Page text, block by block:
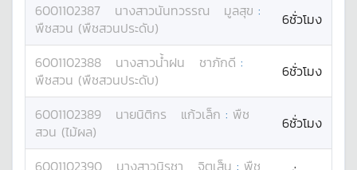
6001102387 นางสาวนันทวรรณ มูลสุข :
พืชสวน (พืชสวนประดับ)
6ชั่วโมง
6001102388 นางสาวน้ำฝน ชาภักดี :
พืชสวน (พืชสวนประดับ)
6ชั่วโมง
6001102389 นายนิติกร แก้วเล็ก : พืช
สวน (ไม้ผล)
6ชั่วโมง
6001102390 นางสาวนิรชา จิตเส็น : พืช